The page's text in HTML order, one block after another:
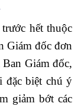
hết thuộc
Giám đốc đơn
Giám đốc,
đặc biệt chú ý
giảm bớt các